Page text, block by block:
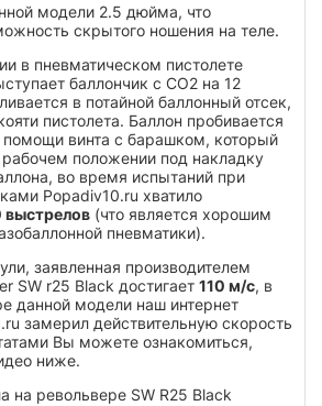
модели 2.5 дюйма, что
скрытого ношения на теле.
в пневматическом пистолете
баллончик с CO2 на 12
в потайной баллонный отсек,
пистолета. Баллон пробивается
винта с барашком, который
положении под накладку
во время испытаний при
Popadiv10.ru хватило
выстрелов (что является хорошим
пневматики).
заявленная производителем
SW r25 Black достигает 110 м/с, в
данной модели наш интернет
замерил действительную скорость
Вы можете ознакомиться,
ниже.
на револьвере SW R25 Black